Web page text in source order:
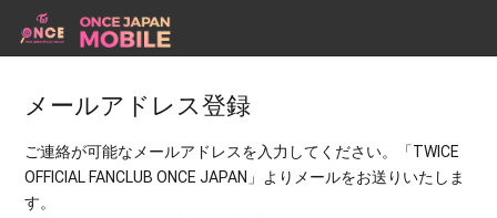
メールアドレス登録
ご連絡が可能なメールアドレスを入力してください。「TWICE
OFFICIAL FANCLUB ONCE JAPAN」よりメールをお送りいたしま
す。